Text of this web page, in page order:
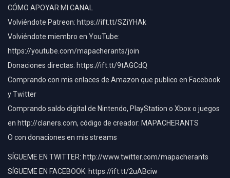
CÓMO APOYAR MI CANAL
Volviéndote Patreon: https://ift.tt/SZiYHAk
Volviéndote miembro en YouTube:
https://youtube.com/mapacherants/join
Donaciones directas: https://ift.tt/9tAGCdQ
Comprando con mis enlaces de Amazon que publico en Facebook
y Twitter
Comprando saldo digital de Nintendo, PlayStation o Xbox o juegos
en http://claners.com, código de creador: MAPACHERANTS
O con donaciones en mis streams
SÍGUEME EN TWITTER: http://www.twitter.com/mapacherants
SÍGUEME EN FACEBOOK: https://ift.tt/2uABciw